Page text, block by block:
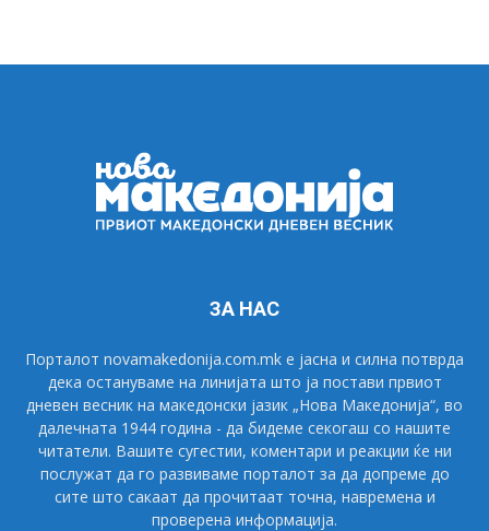
ЗА НАС
Порталот novamakedonija.com.mk е јасна и силна потврда
дека остануваме на линијата што ја постави првиот
дневен весник на македонски јазик „Нова Македонија“, во
далечната 1944 година - да бидеме секогаш со нашите
читатели. Вашите сугестии, коментари и реакции ќе ни
послужат да го развиваме порталот за да допреме до
сите што сакаат да прочитаат точна, навремена и
проверена информација.